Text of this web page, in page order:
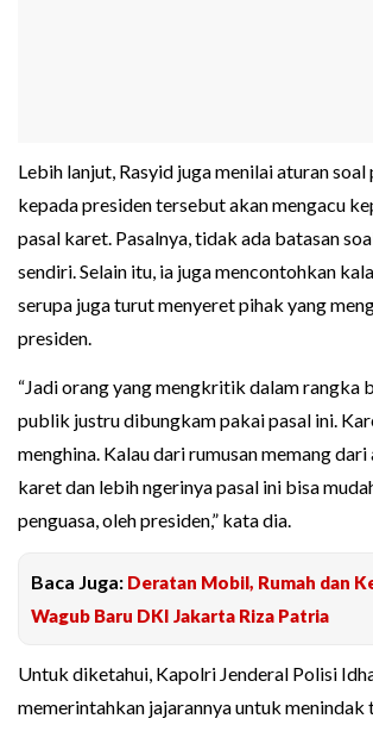
Lebih lanjut, Rasyid juga menilai aturan soal
kepada presiden tersebut akan mengacu
pasal karet. Pasalnya, tidak ada batasan
sendiri. Selain itu, ia juga mencontohkan
serupa juga turut menyeret pihak yang
presiden.
“Jadi orang yang mengkritik dalam rangka
publik justru dibungkam pakai pasal ini.
menghina. Kalau dari rumusan memang dari
karet dan lebih ngerinya pasal ini bisa
penguasa, oleh presiden,” kata dia.
Baca Juga: Deratan Mobil, Rumah dan
Wagub Baru DKI Jakarta Riza Patria
Untuk diketahui, Kapolri Jenderal Polisi
memerintahkan jajarannya untuk menindak